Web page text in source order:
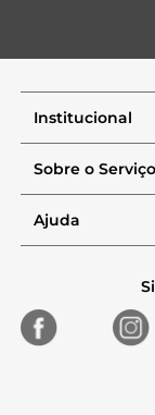
Institucional
Sobre o Serviço
Ajuda